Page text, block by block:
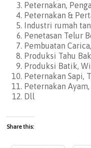
Peternakan,
Peternakan &
Industri rumah
Penetasan Telur
Pembuatan
Produksi Tahu
Produksi Batik,
Peternakan Sapi,
Peternakan
Dll
Share this: